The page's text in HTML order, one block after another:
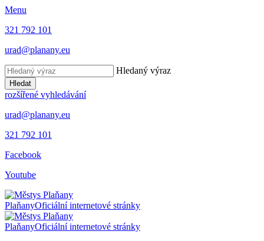
Menu
321 792 101
urad@planany.eu
Hledaný výraz
Hledat
rozšířené vyhledávání
urad@planany.eu
321 792 101
Facebook
Youtube
PlaňanyOficiální internetové stránky
PlaňanyOficiální internetové stránky